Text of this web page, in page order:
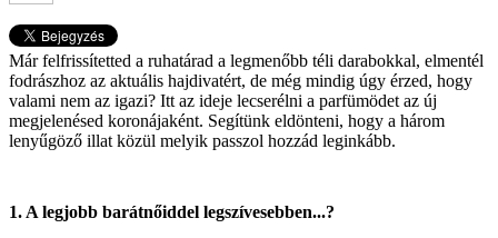
Már felfrissítetted a ruhatárad a legmenőbb téli darabokkal, elmentél
fodrászhoz az aktuális hajdivatért, de még mindig úgy érzed, hogy
valami nem az igazi? Itt az ideje lecserélni a parfümödet az új
megjelenésed koronájaként. Segítünk eldönteni, hogy a három
lenyűgöző illat közül melyik passzol hozzád leginkább.
1. A legjobb barátnőiddel legszívesebben...?